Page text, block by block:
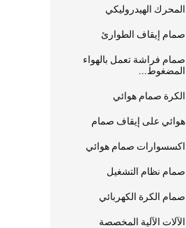
المحرك الهيدروليكي
صمام إيقاف الطوارئ
صمام فراشة تعمل بالهواء
المضغوط...
الكرة صمام هوائي
هوائي على إيقاف صمام
اكسسوارات صمام هوائي
صمام نظام التشغيل
صمام الكرة الكهربائي
الآلات الآلية المخصصة